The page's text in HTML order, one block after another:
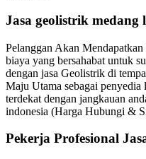
Jasa geolistrik medang
Pelanggan Akan
biaya yang bersahabat untuk
dengan jasa Geolistrik di
Maju Utama sebagai
terdekat dengan jangkauan
indonesia (Harga Hubungi &
Pekerja Profesional